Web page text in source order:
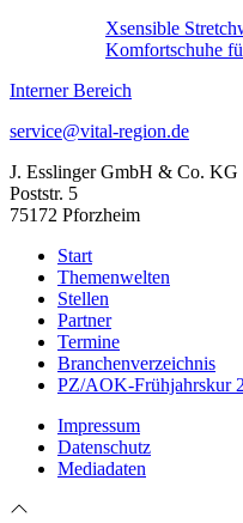
Xsensible
Komfortschuhe
Interner Bereich
service@vital-region.de
J. Esslinger GmbH & Co. KG
Poststr. 5
75172 Pforzheim
Start
Themenwelten
Stellen
Partner
Termine
Branchenverzeichnis
PZ/AOK-Frühjahrskur
Impressum
Datenschutz
Mediadaten